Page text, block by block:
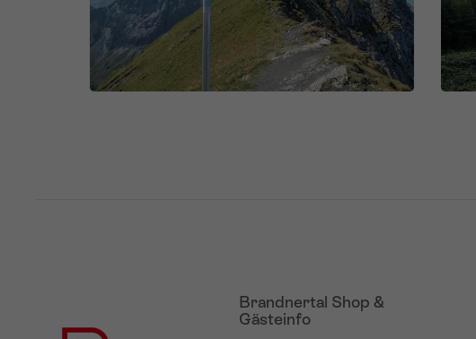
Brandnertal Shop &
Gästeinfo